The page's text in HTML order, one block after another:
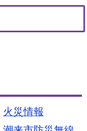
火災情報